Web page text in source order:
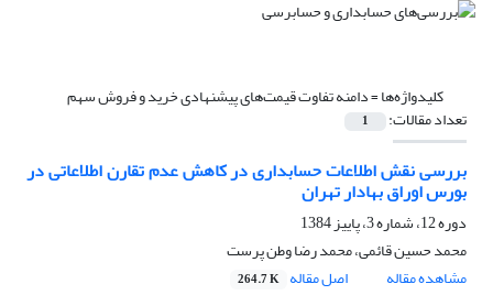
کلیدواژه‌ها =دامنه تفاوت قیمت‌های پیشنهادی خرید و فروش سهم
تعداد مقالات: 1
بررسی نقش اطلاعات حسابداری در کاهش عدم تقارن اطلاعاتی در
بورس اوراق بهادار تهران
دوره 12، شماره 3، پاییز 1384
محمد حسین قائمی، محمد رضا وطن پرست
مشاهده مقاله
اصل مقاله 264.7 K